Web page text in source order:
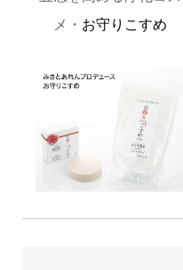
メ・ お守りこすめ